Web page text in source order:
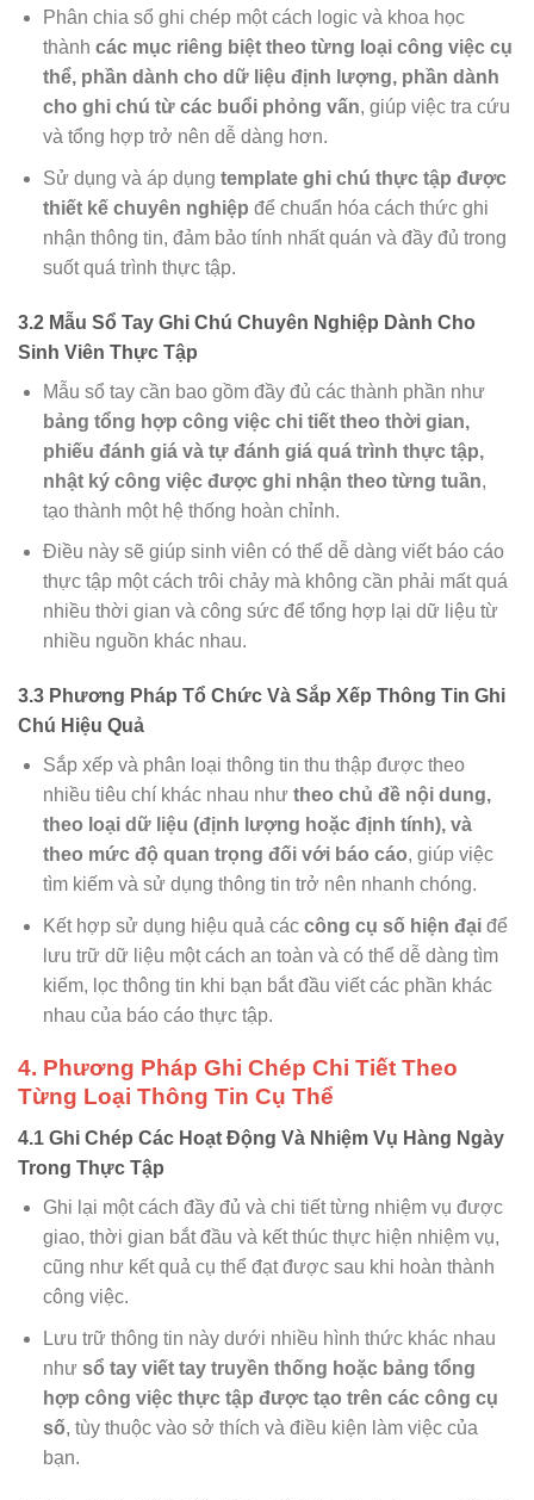
Phân chia sổ ghi chép một cách logic và khoa học
thành các mục riêng biệt theo từng loại công việc cụ
thể, phần dành cho dữ liệu định lượng, phần dành
cho ghi chú từ các buổi phỏng vấn, giúp việc tra cứu
và tổng hợp trở nên dễ dàng hơn.
Sử dụng và áp dụng template ghi chú thực tập được
thiết kế chuyên nghiệp để chuẩn hóa cách thức ghi
nhận thông tin, đảm bảo tính nhất quán và đầy đủ trong
suốt quá trình thực tập.
3.2 Mẫu Sổ Tay Ghi Chú Chuyên Nghiệp Dành Cho
Sinh Viên Thực Tập
Mẫu sổ tay cần bao gồm đầy đủ các thành phần như
bảng tổng hợp công việc chi tiết theo thời gian,
phiếu đánh giá và tự đánh giá quá trình thực tập,
nhật ký công việc được ghi nhận theo từng tuần,
tạo thành một hệ thống hoàn chỉnh.
Điều này sẽ giúp sinh viên có thể dễ dàng viết báo cáo
thực tập một cách trôi chảy mà không cần phải mất quá
nhiều thời gian và công sức để tổng hợp lại dữ liệu từ
nhiều nguồn khác nhau.
3.3 Phương Pháp Tổ Chức Và Sắp Xếp Thông Tin Ghi
Chú Hiệu Quả
Sắp xếp và phân loại thông tin thu thập được theo
nhiều tiêu chí khác nhau như theo chủ đề nội dung,
theo loại dữ liệu (định lượng hoặc định tính), và
theo mức độ quan trọng đối với báo cáo, giúp việc
tìm kiếm và sử dụng thông tin trở nên nhanh chóng.
Kết hợp sử dụng hiệu quả các công cụ số hiện đạiđể
lưu trữ dữ liệu một cách an toàn và có thể dễ dàng tìm
kiếm, lọc thông tin khi bạn bắt đầu viết các phần khác
nhau của báo cáo thực tập.
4. Phương Pháp Ghi Chép Chi Tiết Theo
Từng Loại Thông Tin Cụ Thể
4.1 Ghi Chép Các Hoạt Động Và Nhiệm Vụ Hàng Ngày
Trong Thực Tập
Ghi lại một cách đầy đủ và chi tiết từng nhiệm vụ được
giao, thời gian bắt đầu và kết thúc thực hiện nhiệm vụ,
cũng như kết quả cụ thể đạt được sau khi hoàn thành
công việc.
Lưu trữ thông tin này dưới nhiều hình thức khác nhau
như sổ tay viết tay truyền thống hoặc bảng tổng
hợp công việc thực tập được tạo trên các công cụ
số, tùy thuộc vào sở thích và điều kiện làm việc của
bạn.